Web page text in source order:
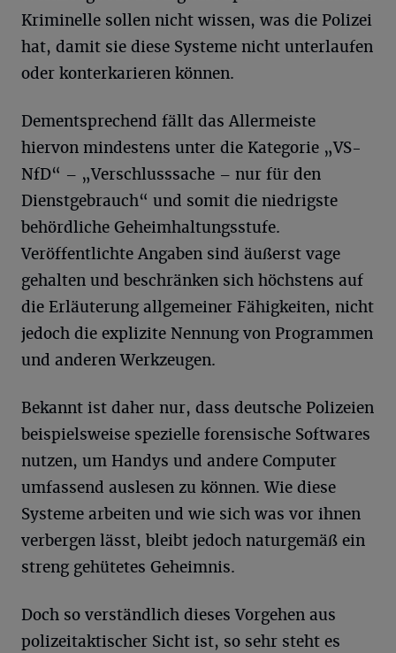
Kriminelle sollen nicht wissen, was die Polizei
hat, damit sie diese Systeme nicht unterlaufen
oder konterkarieren können.
Dementsprechend fällt das Allermeiste
hiervon mindestens unter die Kategorie „VS-
NfD“ – „Verschlusssache – nur für den
Dienstgebrauch“ und somit die niedrigste
behördliche Geheimhaltungsstufe.
Veröffentlichte Angaben sind äußerst vage
gehalten und beschränken sich höchstens auf
die Erläuterung allgemeiner Fähigkeiten, nicht
jedoch die explizite Nennung von Programmen
und anderen Werkzeugen.
Bekannt ist daher nur, dass deutsche Polizeien
beispielsweise spezielle forensische Softwares
nutzen, um Handys und andere Computer
umfassend auslesen zu können. Wie diese
Systeme arbeiten und wie sich was vor ihnen
verbergen lässt, bleibt jedoch naturgemäß ein
streng gehütetes Geheimnis.
Doch so verständlich dieses Vorgehen aus
polizeitaktischer Sicht ist, so sehr steht es